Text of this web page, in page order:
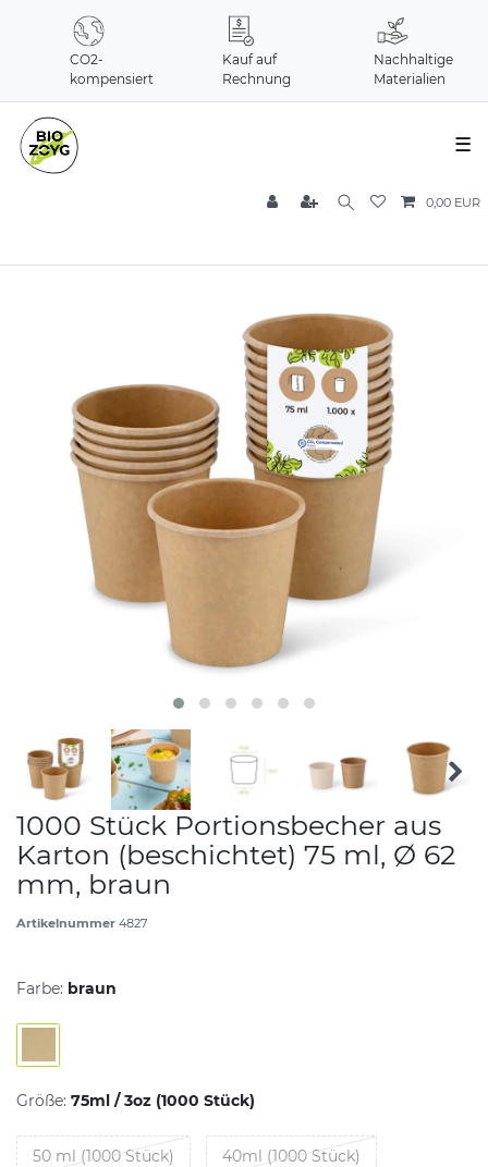
CO2-
kompensiert
Kauf auf
Rechnung
Nachhaltige
Materialien
☰
0,00 EUR
1000 Stück Portionsbecher aus
Karton (beschichtet) 75 ml, Ø 62
mm, braun
Artikelnummer 4827
Farbe: braun
Größe: 75ml / 3oz (1000 Stück)
50 ml (1000 Stück) 40ml (1000 Stück)